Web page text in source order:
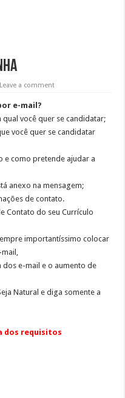
Leave a comment
e-mail?
você quer se candidatar;
você quer se candidatar
e como pretende ajudar a
anexo na mensagem;
de contato.
Contato do seu Currículo
importantíssimo colocar
e-mail e o aumento de
Natural e diga somente a
dos requisitos